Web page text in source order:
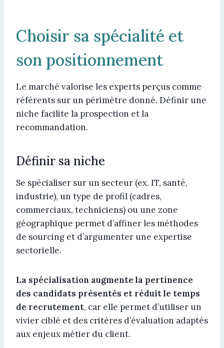
Choisir sa spécialité et
son positionnement
Le marché valorise les experts perçus comme
référents sur un périmètre donné. Définir une
niche facilite la prospection et la
recommandation.
Définir sa niche
Se spécialiser sur un secteur (ex. IT, santé,
industrie), un type de profil (cadres,
commerciaux, techniciens) ou une zone
géographique permet d’affiner les méthodes
de sourcing et d’argumenter une expertise
sectorielle.
La spécialisation augmente la pertinence
des candidats présentés et réduit le temps
de recrutement, car elle permet d’utiliser un
vivier ciblé et des critères d’évaluation adaptés
aux enjeux métier du client.